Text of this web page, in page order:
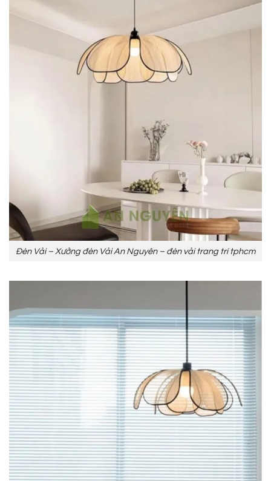
Đèn Vải – Xưởng đèn Vải An Nguyên – đèn vải trang trí tphcm